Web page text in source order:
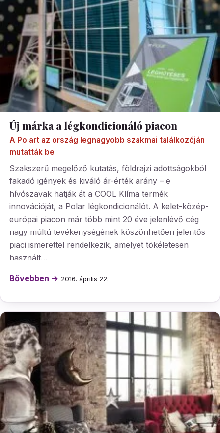
Új márka a légkondicionáló piacon
A Polart az ország legnagyobb szakmai találkozóján
mutatták be
Szakszerű megelőző kutatás, földrajzi adottságokból
fakadó igények és kiváló ár-érték arány – e
hívószavak hatják át a COOL Klíma termék
innovációját, a Polar légkondicionálót. A kelet-közép-
európai piacon már több mint 20 éve jelenlévő cég
nagy múltú tevékenységének köszönhetően jelentős
piaci ismerettel rendelkezik, amelyet tökéletesen
használt…
Bővebben → 2016. április 22.